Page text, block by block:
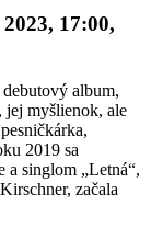
17:00,
album,
jej myšlienok, ale
2019 sa
a singlom „Letná“,
začala